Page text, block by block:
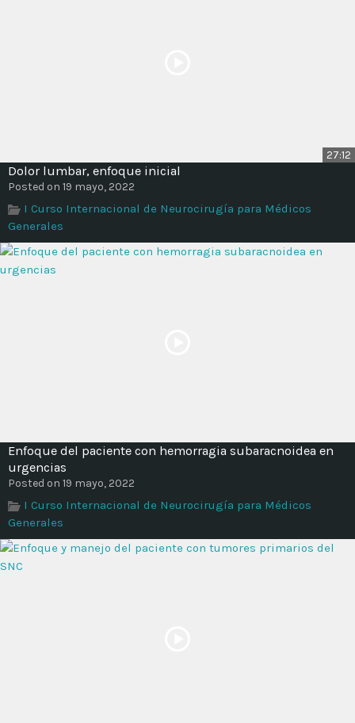
27:12
Dolor lumbar, enfoque inicial
Posted on 19 mayo, 2022
I Curso Internacional de Neurocirugía para Médicos
Generales
Enfoque del paciente con hemorragia subaracnoidea en
urgencias
Posted on 19 mayo, 2022
I Curso Internacional de Neurocirugía para Médicos
Generales